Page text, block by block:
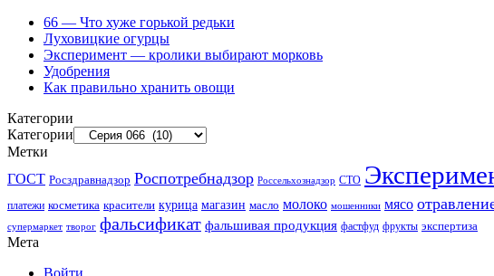
66 — Что хуже горькой редьки
Луховицкие огурцы
Эксперимент — кролики выбирают морковь
Удобрения
Как правильно хранить овощи
Категории
Категории
Метки
ГОСТ Росздравнадзор Роспотребнадзор Россельхознадзор СТО
платежи косметика красители курица магазин масло молоко мошенники мясо
супермаркет творог фальсификат фальшивая продукция фастфуд фрукты экспертиза
Мета
Войти